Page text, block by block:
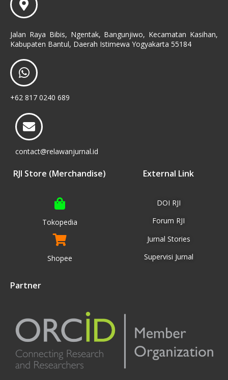
Jalan Raya Bibis, Ngentak, Bangunjiwo, Kecamatan Kasihan,
Kabupaten Bantul, Daerah Istimewa Yogyakarta 55184
+62 817 0240 689
contact@relawanjurnal.id
RJI Store (Merchandise)
Tokopedia
Shopee
External Link
DOI RJI
Forum RJI
Jurnal Stories
Supervisi Jurnal
Partner